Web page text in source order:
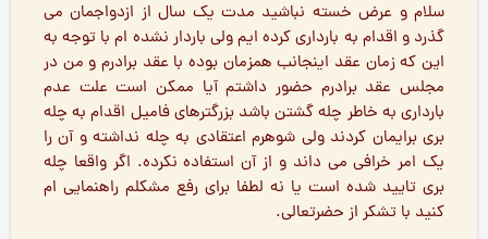
سلام و عرض خسته نباشید مدت یک سال از ازدواجمان می
گذرد و اقدام به بارداری کرده ایم ولی باردار نشده ام با توجه به
این که زمان عقد اينجانب همزمان بوده با عقد برادرم و من در
مجلس عقد برادرم حضور داشتم آيا ممكن است علت عدم
بارداری به خاطر چله گشتن باشد بزرگترهای فامیل اقدام به چله
بری برایمان كردند ولی شوهرم اعتقادی به چله نداشته و آن را
یک امر خرافی می داند و از آن استفاده نكرده. اگر واقعا چله
بری تایید شده است يا نه لطفا برای رفع مشكلم راهنمایى ام
كنيد با تشكر از حضرتعالى.